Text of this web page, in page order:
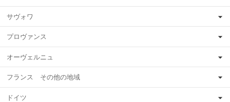
サヴォワ
プロヴァンス
オーヴェルニュ
フランス その他の地域
ドイツ